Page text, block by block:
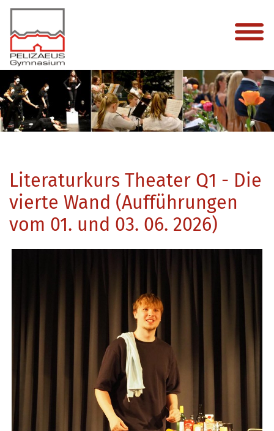
Literaturkurs Theater Q1 - Die
vierte Wand (Aufführungen
vom 01. und 03. 06. 2026)